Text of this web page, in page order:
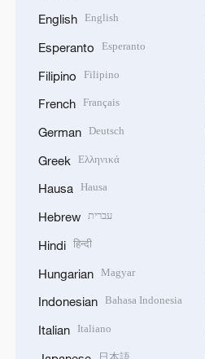
English English
Esperanto Esperanto
Filipino Filipino
French Français
German Deutsch
Greek Ελληνικά
Hausa Hausa
Hebrew עברית
Hindi हिन्दी
Hungarian Magyar
Indonesian Bahasa Indonesia
Italian Italiano